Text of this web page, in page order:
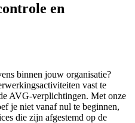
en
binnen jouw organisatie?
vast te
AVG-verplichtingen. Met onze
je niet vanaf nul te beginnen,
die zijn afgestemd op de